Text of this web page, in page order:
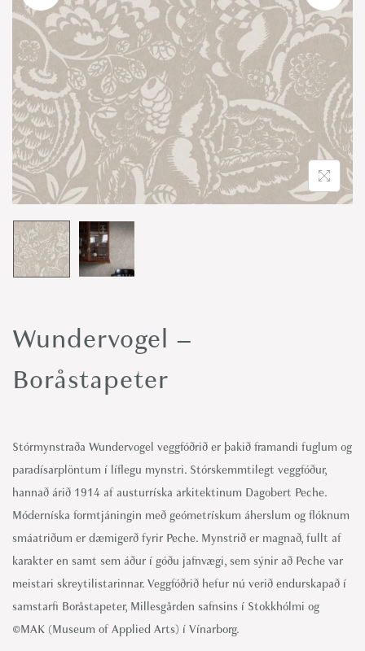
o
Wundervogel –
Boråstapeter
Stórmynstraða Wundervogel veggfóðrið er þakið framandi fuglum og
paradísarplöntum í líflegu mynstri. Stórskemmtilegt veggfóður,
hannað árið 1914 af austurríska arkitektinum Dagobert Peche.
Móderníska formtjáningin með geómetrískum áherslum og flóknum
smáatriðum er dæmigerð fyrir Peche. Mynstrið er magnað, fullt af
karakter en samt sem áður í góðu jafnvægi, sem sýnir að Peche var
meistari skreytilistarinnar. Veggfóðrið hefur nú verið endurskapað í
samstarfi Boråstapeter, Millesgården safnsins í Stokkhólmi og
©MAK (Museum of Applied Arts) í Vínarborg.